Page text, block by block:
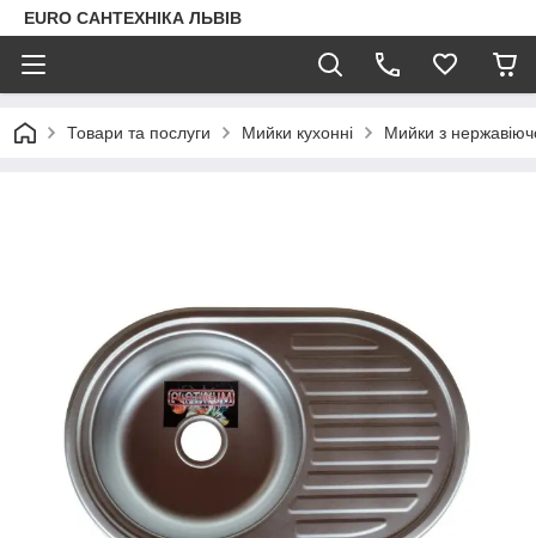
EURO САНТЕХНІКА ЛЬВІВ
Товари та послуги Мийки кухонні Мийки з